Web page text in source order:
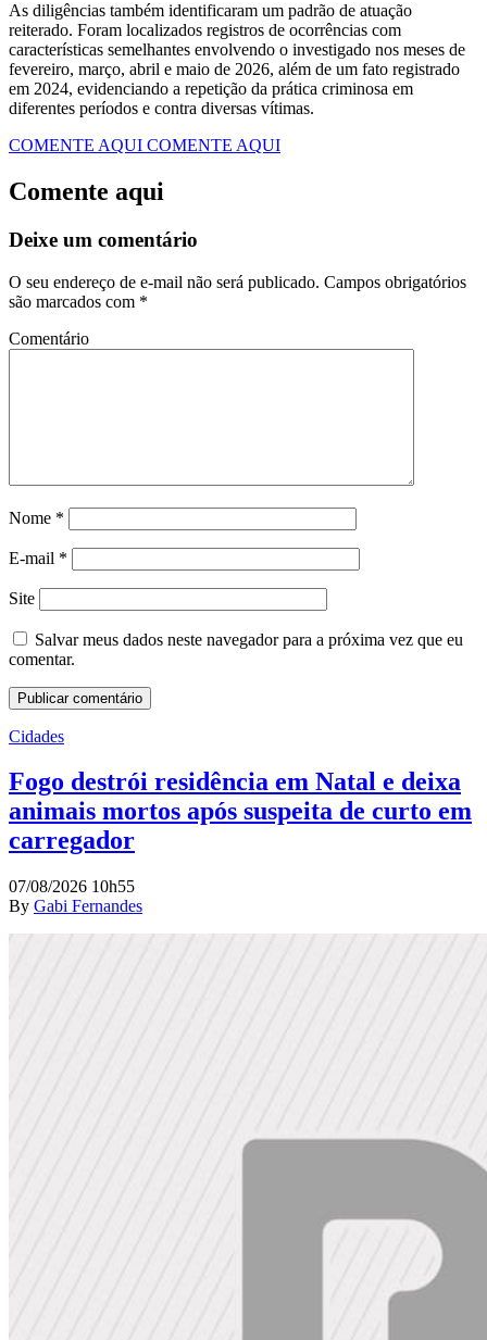
As diligências também identificaram um padrão de atuação
reiterado. Foram localizados registros de ocorrências com
características semelhantes envolvendo o investigado nos meses de
fevereiro, março, abril e maio de 2026, além de um fato registrado
em 2024, evidenciando a repetição da prática criminosa em
diferentes períodos e contra diversas vítimas.
COMENTE AQUI COMENTE AQUI
Comente aqui
Deixe um comentário
O seu endereço de e-mail não será publicado. Campos obrigatórios
são marcados com *
Comentário
Nome *
E-mail *
Site
Salvar meus dados neste navegador para a próxima vez que eu
comentar.
Cidades
Fogo destrói residência em Natal e deixa
animais mortos após suspeita de curto em
carregador
07/08/2026 10h55
By Gabi Fernandes